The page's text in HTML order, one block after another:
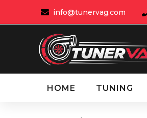
info@tunervag.com
HOME TUNING